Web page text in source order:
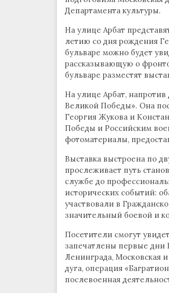
Департамента культуры.
На улице Арбат
летию со дня рождения
бульваре можно будет
рассказывающую о
бульваре разместят
На улице Арбат,
Великой Победы». Она
Георгия Жукова и
Победы и Российским
фотоматериалы,
Выставка выстроена по
прослеживает путь
службе до
исторических событий:
участвовали в
значительный боевой и
Посетители смогут
запечатлены первые дни
Ленинграда, Московская
дуга, операция
послевоенная